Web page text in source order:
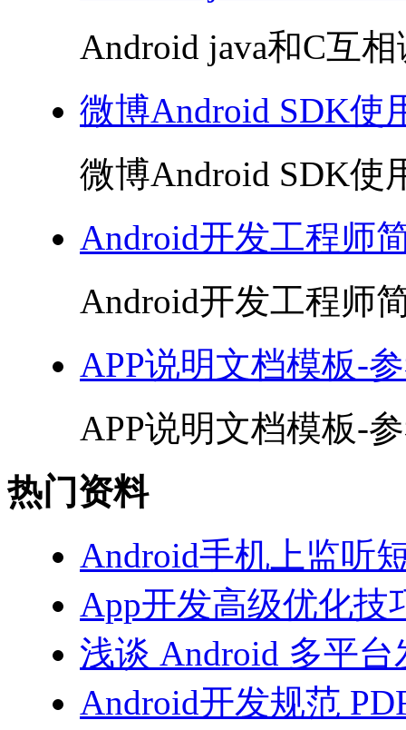
Android java和C互
微博Android SDK使
微博Android SDK使
Android开发工程师
Android开发工程师
APP说明文档模板-
APP说明文档模板-
热门资料
Android手机上监听
App开发高级优化技
浅谈 Android 多平台
Android开发规范